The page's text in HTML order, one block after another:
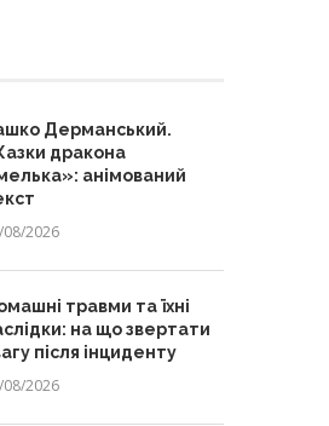
Дерманський.
дракона
анімований
08/2026
травми та їхні
на що звертати
після інциденту
08/2026